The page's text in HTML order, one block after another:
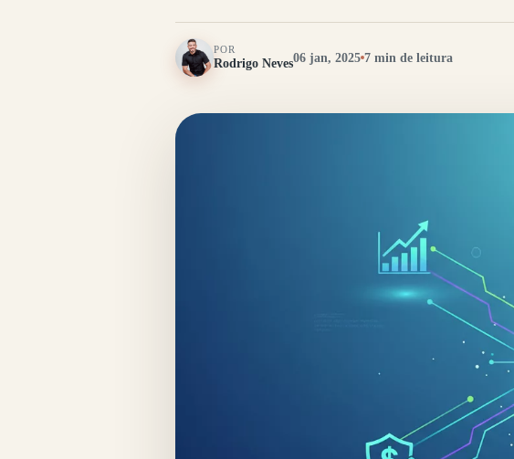
POR
Rodrigo Neves06 jan, 2025 7 min de leitura